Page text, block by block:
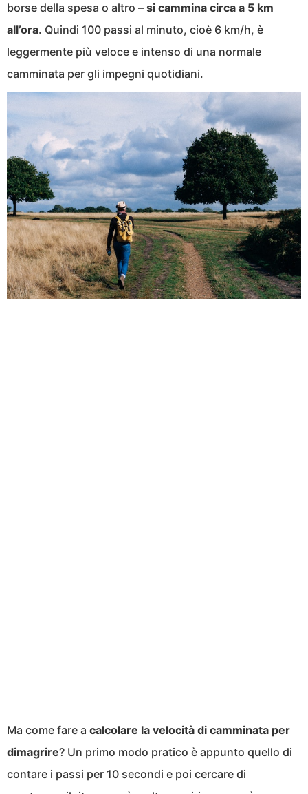
borse della spesa o altro – si cammina circa a 5 km
all’ora. Quindi 100 passi al minuto, cioè 6 km/h, è
leggermente più veloce e intenso di una normale
camminata per gli impegni quotidiani.
Ma come fare a calcolare la velocità di camminata per
dimagrire? Un primo modo pratico è appunto quello di
contare i passi per 10 secondi e poi cercare di